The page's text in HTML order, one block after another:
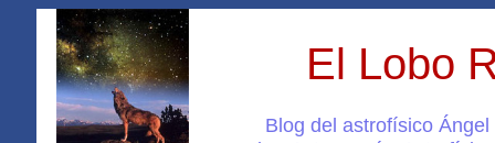
El Lobo
Blog del astrofísico